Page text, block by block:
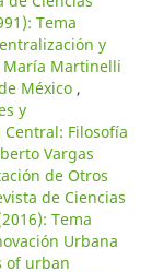
Tema
y
María Martinelli
México ,
y
Filosofía
Vargas
de Otros
de Ciencias
Tema
Urbana
of urban